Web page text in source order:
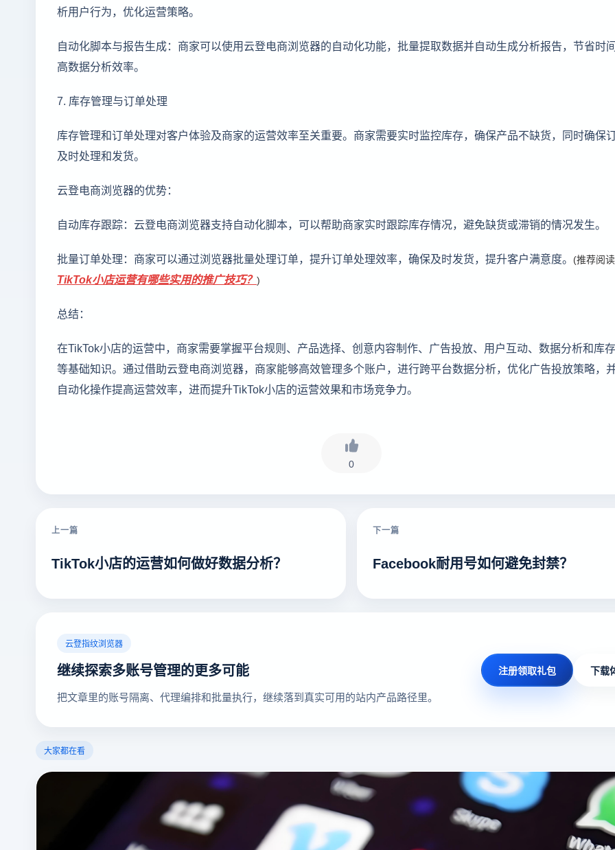
析用户行为，优化运营策略。
自动化脚本与报告生成：商家可以使用云登电商浏览器的自动化功能，批量提取数据并自动生成分析报告，节省时
高数据分析效率。
7. 库存管理与订单处理
库存管理和订单处理对客户体验及商家的运营效率至关重要。商家需要实时监控库存，确保产品不缺货，同时确保
及时处理和发货。
云登电商浏览器的优势：
自动库存跟踪：云登电商浏览器支持自动化脚本，可以帮助商家实时跟踪库存情况，避免缺货或滞销的情况发生。
批量订单处理：商家可以通过浏览器批量处理订单，提升订单处理效率，确保及时发货，提升客户满意度。 (推荐阅读
TikTok小店运营有哪些实用的推广技巧？ )
总结：
在TikTok小店的运营中，商家需要掌握平台规则、产品选择、创意内容制作、广告投放、用户互动、数据分析和库
等基础知识。通过借助云登电商浏览器，商家能够高效管理多个账户，进行跨平台数据分析，优化广告投放策略，
自动化操作提高运营效率，进而提升TikTok小店的运营效果和市场竞争力。
0
上一篇
TikTok小店的运营如何做好数据分析？
下一篇
Facebook耐用号如何避免封禁？
云登指纹浏览器
继续探索多账号管理的更多可能
把文章里的账号隔离、代理编排和批量执行，继续落到真实可用的站内产品路径里。
注册领取礼包 下载
大家都在看